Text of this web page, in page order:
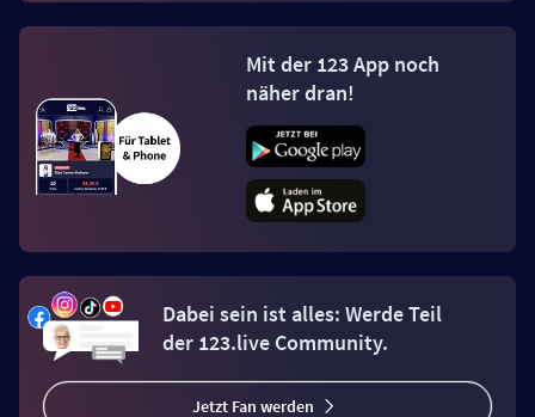
Mit der 123 App noch
näher dran!
Dabei sein ist alles: Werde Teil
der 123.live Community.
Jetzt Fan werden